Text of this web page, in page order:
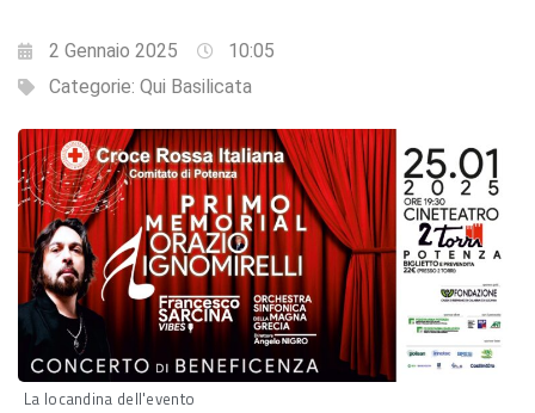
2 Gennaio 2025
10:05
Categorie: Qui Basilicata
La locandina dell'evento